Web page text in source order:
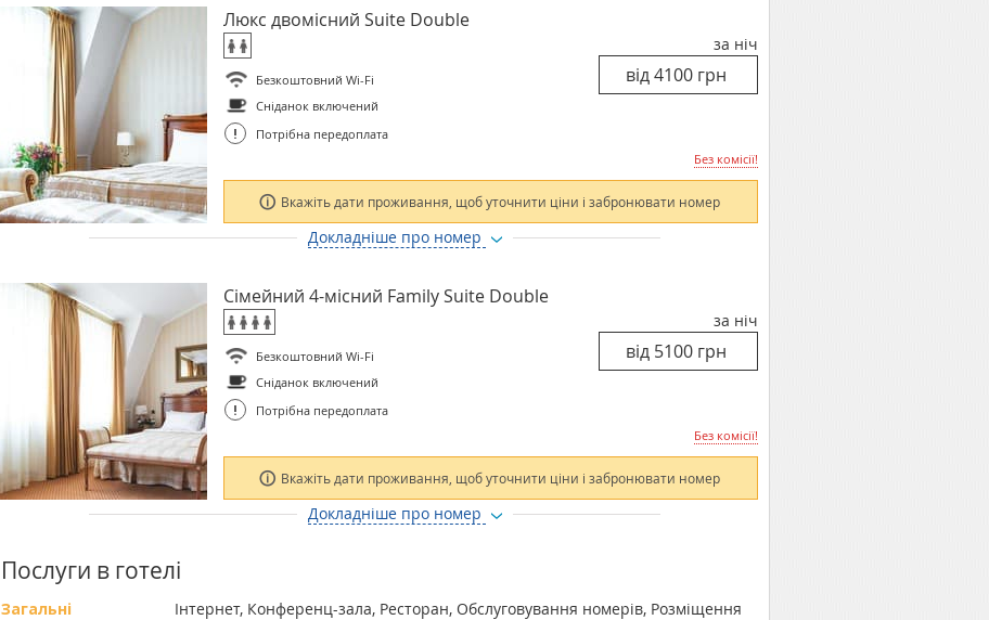
Люкс двомісний Suite Double
Безкоштовний Wi-Fi
Сніданок включений
! Потрібна передоплата
за ніч
Без комісії!
Вкажіть дати проживання, щоб уточнити ціни і забронювати номер
Докладніше про номер
Сімейний 4-місний Family Suite Double
Безкоштовний Wi-Fi
Сніданок включений
! Потрібна передоплата
за ніч
Без комісії!
Вкажіть дати проживання, щоб уточнити ціни і забронювати номер
Докладніше про номер
Послуги в готелі
Загальні Інтернет, Конференц-зала, Ресторан, Обслуговування номерів, Розміщення